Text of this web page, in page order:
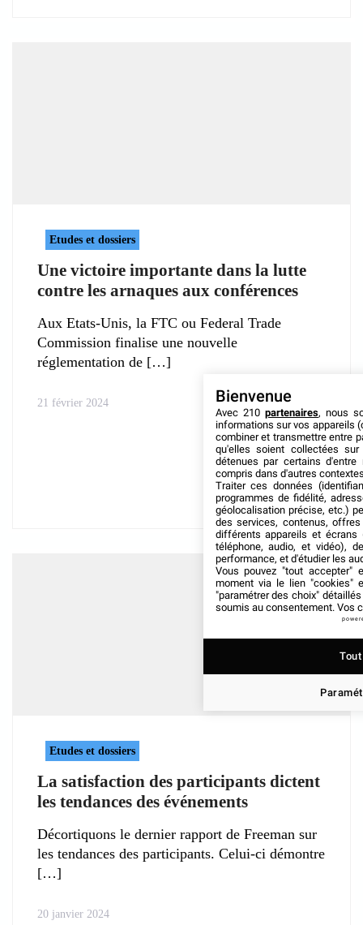
Etudes et dossiers
Une victoire importante dans la lutte
contre les arnaques aux conférences
Aux Etats-Unis, la FTC ou Federal Trade
Commission finalise une nouvelle
réglementation de
21 février 2024
Etudes et dossiers
La satisfaction des participants dictent
les tendances des événements
Décortiquons le dernier rapport de Freeman sur
les tendances des participants. Celui-ci démontre
20 janvier 2024
Bienvenue
Avec 210 partenaires, nous
informations sur vos appareils
combiner et transmettre entre
qu'elles soient collectées
détenues par certains
compris dans d'autres
Traiter ces données
programmes de fidélité,
géolocalisation précise, etc.)
des services, contenus,
différents appareils et écrans
téléphone, audio, et vidéo),
performance, et d'étudier les
Vous pouvez "tout accepter"
moment via le lien "cookies"
"paramétrer des choix"
soumis au consentement. Vos